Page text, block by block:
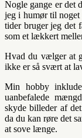
Nogle gange er det
jeg i humør til
tider bruger jeg det
som et lækkert
Hvad du vælger at
ikke er så svært at
Min hobby
uanbefalede
skyde billeder af
da du kan røre det
at sove længe.